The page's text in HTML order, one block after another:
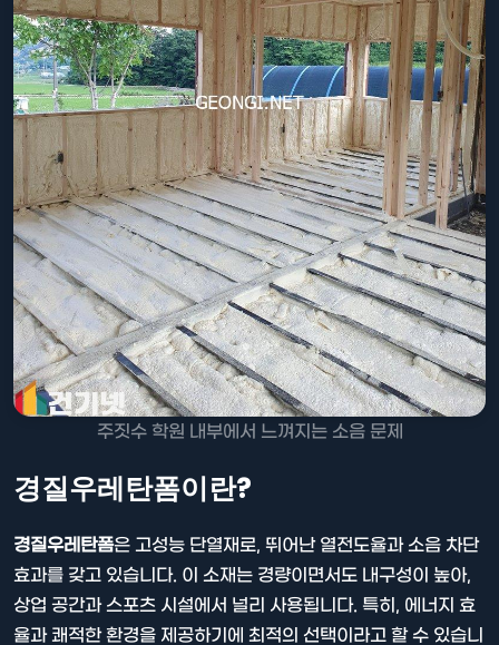
주짓수 학원 내부에서 느껴지는 소음 문제
경질우레탄폼이란?
경질우레탄폼은 고성능 단열재로, 뛰어난 열전도율과 소음 차단
효과를 갖고 있습니다. 이 소재는 경량이면서도 내구성이 높아,
상업 공간과 스포츠 시설에서 널리 사용됩니다. 특히, 에너지 효
율과 쾌적한 환경을 제공하기에 최적의 선택이라고 할 수 있습니